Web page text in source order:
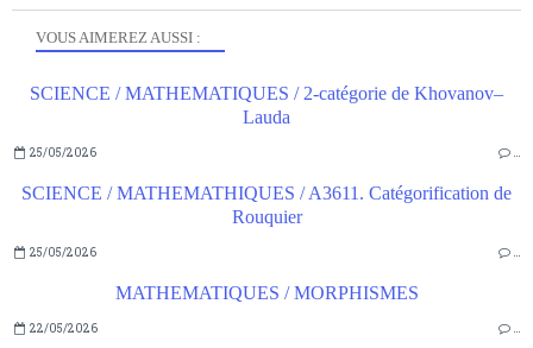
VOUS AIMEREZ AUSSI :
SCIENCE / MATHEMATIQUES / 2-catégorie de Khovanov–
Lauda
25/05/2026 …
SCIENCE / MATHEMATHIQUES / A3611. Catégorification de
Rouquier
25/05/2026 …
MATHEMATIQUES / MORPHISMES
22/05/2026 …